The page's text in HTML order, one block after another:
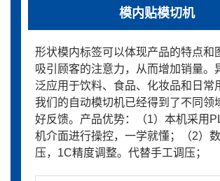
模内贴模切机
形状模内标签可以体现产品的特点和
吸引顾客的注意力，从而增加销量。
泛应用于饮料、食品、化妆品和日常
我们的自动模切机已经得到了不同领
好反馈。产品优势：（1）本机采用
机介面进行操控，一学就懂；（2）
压，1C精度调整。代替手工调压；